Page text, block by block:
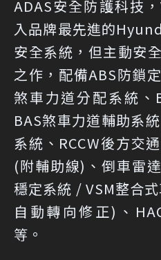
ADAS安全防護科技
入品牌最先進的
安全系統，但主動安
之作，配備ABS防鎖
煞車力道分配系統、
BAS煞車力道輔助系
系統、RCCW後方交
(附輔助線)、倒車雷
穩定系統 / VSM整合
自動轉向修正)、
等。